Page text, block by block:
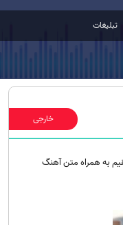
تبلیغات
خارجی
به همراه متن آهنگ